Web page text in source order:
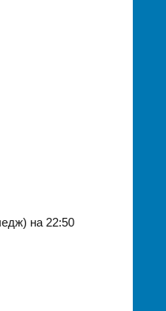
на 22:50